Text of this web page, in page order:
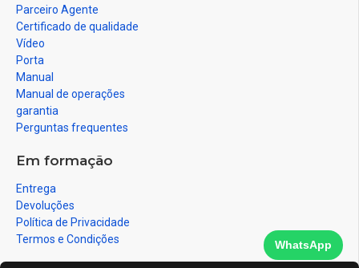
Parceiro Agente
Certificado de qualidade
Vídeo
Porta
Manual
Manual de operações
garantia
Perguntas frequentes
Em formação
Entrega
Devoluções
Política de Privacidade
Termos e Condições
WhatsApp